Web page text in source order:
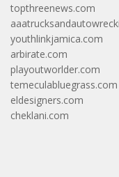
topthreenews.com
youthlinkjamica.com
arbirate.com
playoutworlder.com
temeculabluegrass.com
eldesigners.com
cheklani.com